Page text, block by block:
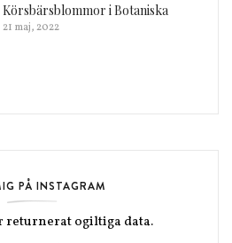
Körsbärsblommor i Botaniska
21 maj, 2022
PÅ INSTAGRAM
returnerat ogiltiga data.